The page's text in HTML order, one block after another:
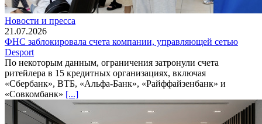
Новости и пресса
21.07.2026
ФНС заблокировала счета компании, управляющей сетью
Desport
По некоторым данным, ограничения затронули счета
ритейлера в 15 кредитных организациях, включая
«Сбербанк», ВТБ, «Альфа-Банк», «Райффайзенбанк» и
«Совкомбанк» [...]